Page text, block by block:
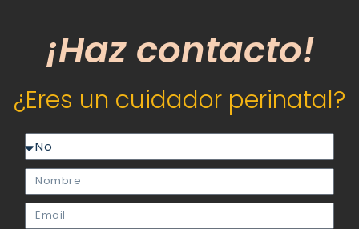
¡Haz contacto!
¿Eres un cuidador perinatal?